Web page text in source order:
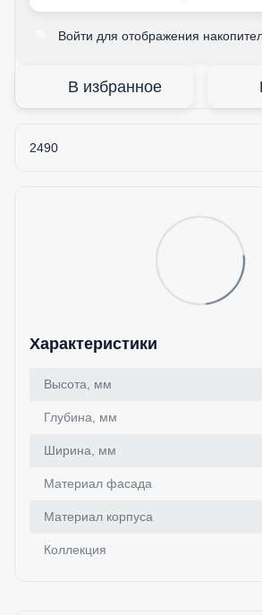
Войти для отображения
В избранное
2490
Характеристики
Высота, мм
Глубина, мм
Ширина, мм
Материал фасада
Материал корпуса
Коллекция